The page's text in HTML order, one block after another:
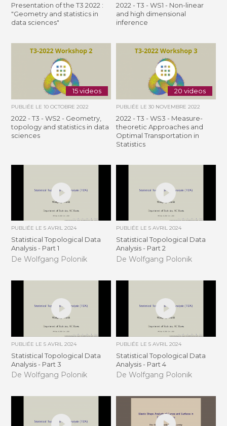
Presentation of the T3 2022 :
"Geometry and statistics in
data sciences"
2022 - T3 - WS1 - Non-linear
and high dimensional
inference
15 videos
PUBLIÉE LE10 OCTOBRE 2022
2022 - T3 - WS2 - Geometry,
topology and statistics in data
sciences
20 videos
PUBLIÉE LE 30 NOVEMBRE 2022
2022 - T3 - WS3 - Measure-
theoretic Approaches and
Optimal Transportation in
Statistics
PUBLIÉE LE5 AVRIL 2024
Statistical Topological Data
Analysis - Part 1
De Wolfgang Polonik
PUBLIÉE LE 5 AVRIL 2024
Statistical Topological Data
Analysis - Part 2
De Wolfgang Polonik
PUBLIÉE LE5 AVRIL 2024
Statistical Topological Data
Analysis - Part 3
De Wolfgang Polonik
PUBLIÉE LE 5 AVRIL 2024
Statistical Topological Data
Analysis - Part 4
De Wolfgang Polonik